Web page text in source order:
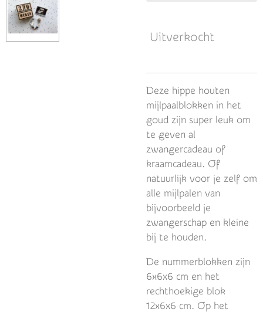
Uitverkocht
Deze hippe houten
mijlpaalblokken in het
goud zijn super leuk om
te geven al
zwangercadeau of
kraamcadeau. Of
natuurlijk voor je zelf om
alle mijlpalen van
bijvoorbeeld je
zwangerschap en kleine
bij te houden.
De nummerblokken zijn
6x6x6 cm en het
rechthoekige blok
12x6x6 cm. Op het